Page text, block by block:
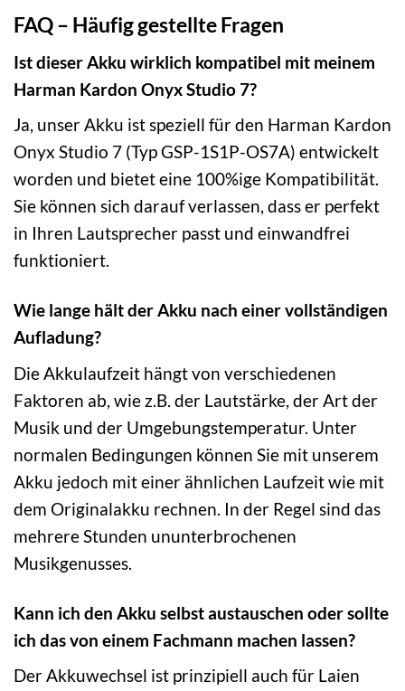
FAQ – Häufig gestellte Fragen
Ist dieser Akku wirklich kompatibel mit meinem
Harman Kardon Onyx Studio 7?
Ja, unser Akku ist speziell für den Harman Kardon
Onyx Studio 7 (Typ GSP-1S1P-OS7A) entwickelt
worden und bietet eine 100%ige Kompatibilität.
Sie können sich darauf verlassen, dass er perfekt
in Ihren Lautsprecher passt und einwandfrei
funktioniert.
Wie lange hält der Akku nach einer vollständigen
Aufladung?
Die Akkulaufzeit hängt von verschiedenen
Faktoren ab, wie z.B. der Lautstärke, der Art der
Musik und der Umgebungstemperatur. Unter
normalen Bedingungen können Sie mit unserem
Akku jedoch mit einer ähnlichen Laufzeit wie mit
dem Originalakku rechnen. In der Regel sind das
mehrere Stunden ununterbrochenen
Musikgenusses.
Kann ich den Akku selbst austauschen oder sollte
ich das von einem Fachmann machen lassen?
Der Akkuwechsel ist prinzipiell auch für Laien